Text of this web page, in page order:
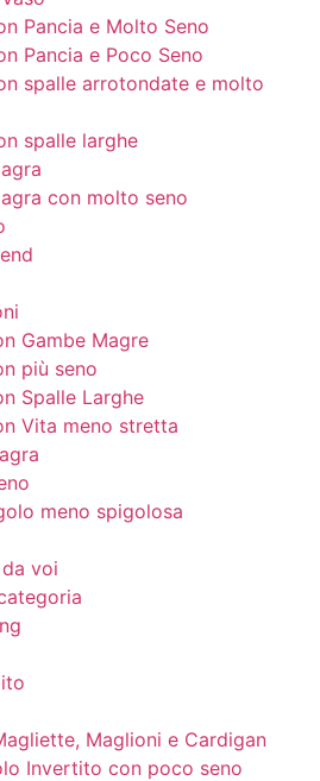
Pancia e Molto Seno
Pancia e Poco Seno
spalle arrotondate e molto
spalle larghe
con molto seno
Gambe Magre
più seno
Spalle Larghe
Vita meno stretta
meno spigolosa
voi
Maglioni e Cardigan
Invertito con poco seno